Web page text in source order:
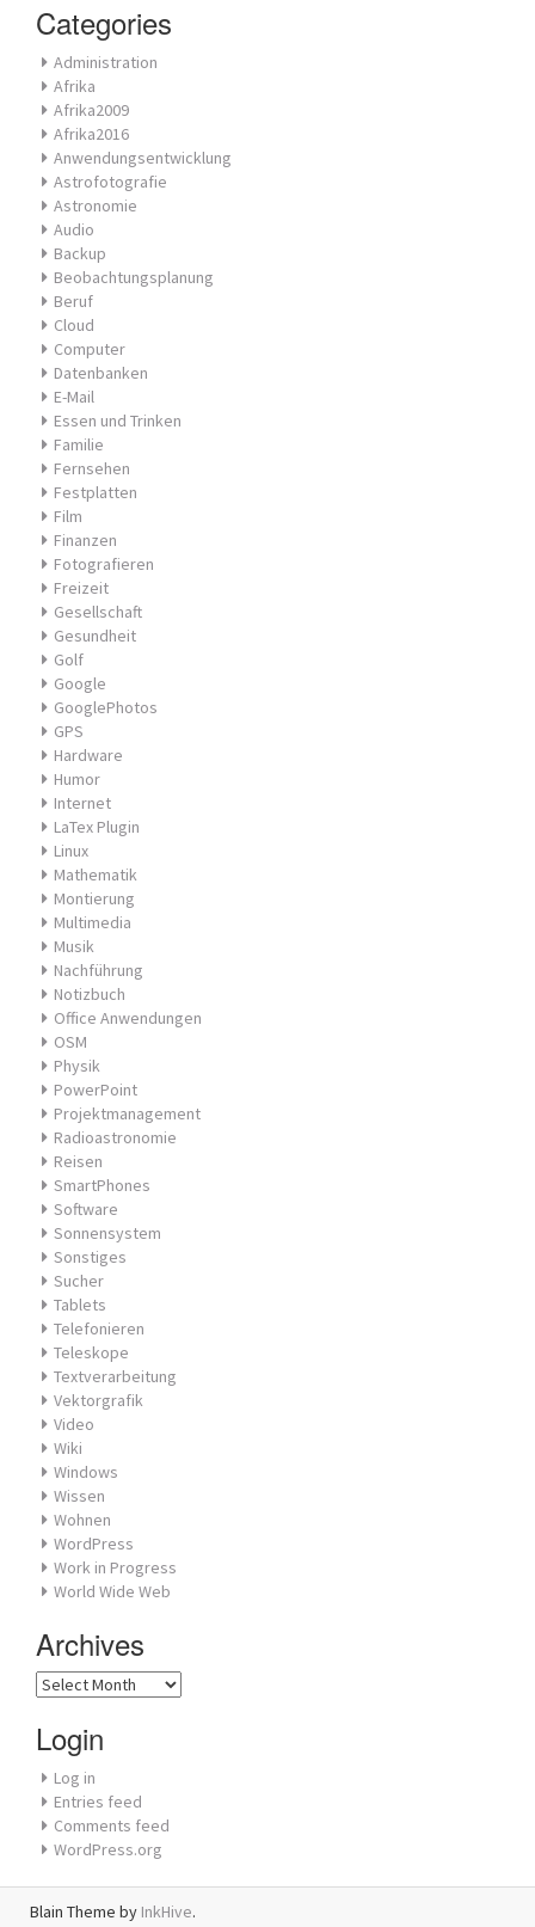
Categories
Administration
Afrika
Afrika2009
Afrika2016
Anwendungsentwicklung
Astrofotografie
Astronomie
Audio
Backup
Beobachtungsplanung
Beruf
Cloud
Computer
Datenbanken
E-Mail
Essen und Trinken
Familie
Fernsehen
Festplatten
Film
Finanzen
Fotografieren
Freizeit
Gesellschaft
Gesundheit
Golf
Google
GooglePhotos
GPS
Hardware
Humor
Internet
LaTex Plugin
Linux
Mathematik
Montierung
Multimedia
Musik
Nachführung
Notizbuch
Office Anwendungen
OSM
Physik
PowerPoint
Projektmanagement
Radioastronomie
Reisen
SmartPhones
Software
Sonnensystem
Sonstiges
Sucher
Tablets
Telefonieren
Teleskope
Textverarbeitung
Vektorgrafik
Video
Wiki
Windows
Wissen
Wohnen
WordPress
Work in Progress
World Wide Web
Archives
Archives
Login
Log in
Entries feed
Comments feed
WordPress.org
Blain Theme by InkHive.